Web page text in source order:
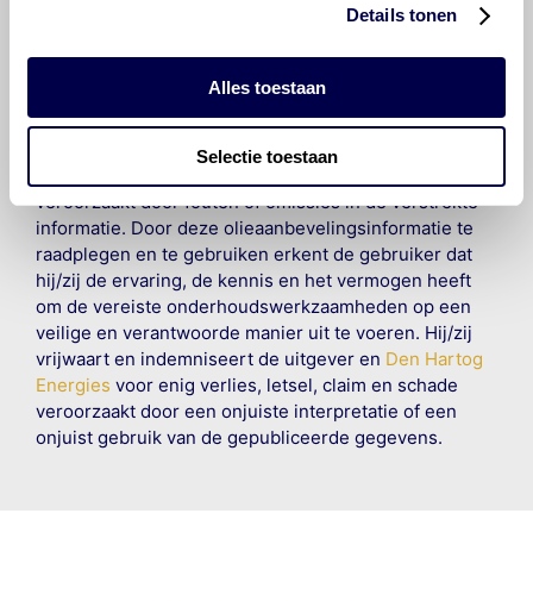
Details tonen
Alles toestaan
Selectie toestaan
andere manieren worden overgedragen zonder
om ervoor te zorgen dat deze gegevens zo accuraat
en compleet mogelijk zijn, wordt geen
aansprakelijkheid aanvaard, anders dan waartoe een
veroorzaakt door fouten of omissies in de verstrekte
informatie. Door deze olieaanbevelingsinformatie te
raadplegen en te gebruiken erkent de gebruiker dat
hij/zij de ervaring, de kennis en het vermogen heeft
om de vereiste onderhoudswerkzaamheden op een
veilige en verantwoorde manier uit te voeren. Hij/zij
vrijwaart en indemniseert de uitgever en Den Hartog
Energies voor enig verlies, letsel, claim en schade
veroorzaakt door een onjuiste interpretatie of een
onjuist gebruik van de gepubliceerde gegevens.